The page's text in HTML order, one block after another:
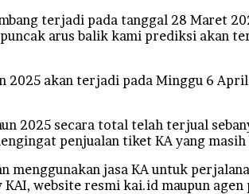
terjadi pada tanggal 28 Maret
arus balik kami prediksi akan
akan terjadi pada Minggu 6
2025 secara total telah terjual
penjualan tiket KA yang
menggunakan jasa KA untuk
website resmi kai.id maupun